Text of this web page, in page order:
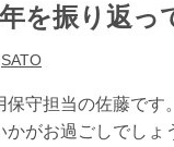
を振り返っ
SATO
守担当の佐藤です
がお過ごしでしょ